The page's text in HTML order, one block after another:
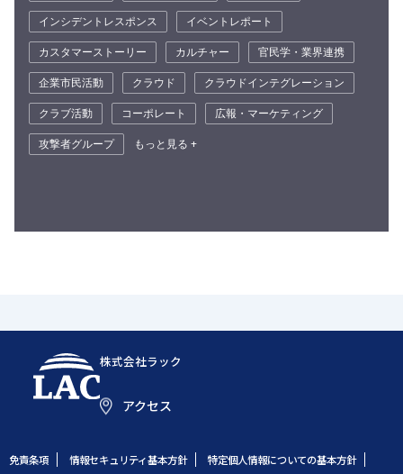
インシデントレスポンス
イベントレポート
カスタマーストーリー
カルチャー
官民学・業界連携
企業市民活動
クラウド
クラウドインテグレーション
クラブ活動
コーポレート
広報・マーケティング
攻撃者グループ
もっと見る +
株式会社ラック
アクセス
免責条項 情報セキュリティ基本方針 特定個人情報についての基本方針